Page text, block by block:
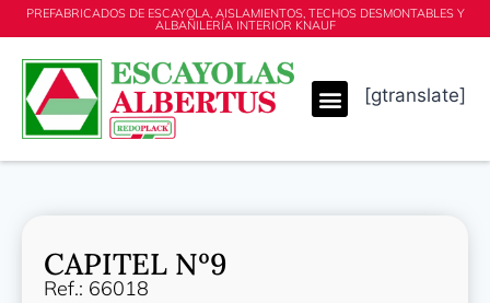
PREFABRICADOS DE ESCAYOLA, AISLAMIENTOS, TECHOS DESMONTABLES Y
ALBAÑILERÍA INTERIOR KNAUF
[gtranslate]
CAPITEL Nº9
Ref.: 66018